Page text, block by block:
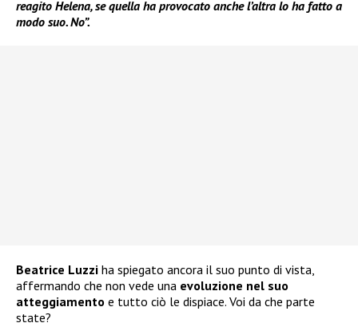
reagito Helena, se quella ha provocato anche l’altra lo ha fatto a
modo suo. No”.
Beatrice Luzzi ha spiegato ancora il suo punto di vista,
affermando che non vede una evoluzione nel suo
atteggiamento e tutto ciò le dispiace. Voi da che parte
state?